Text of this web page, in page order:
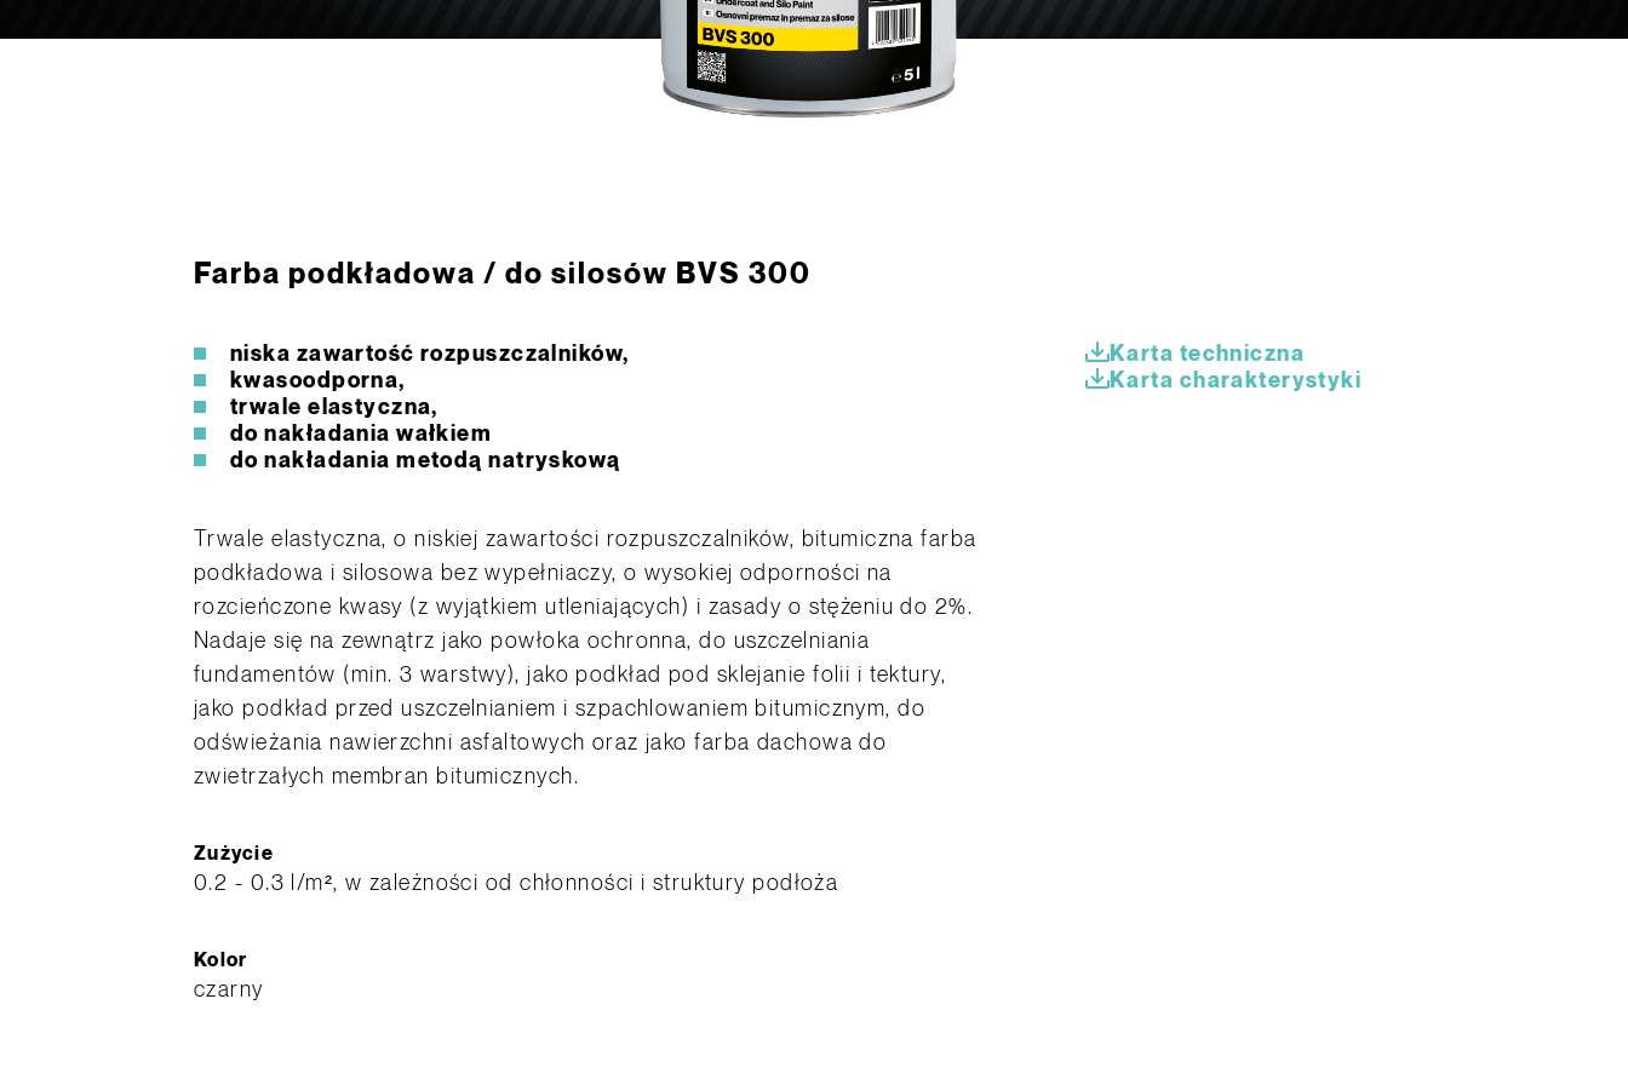
Farba podkładowa / do silosów BVS 300
niska zawartość rozpuszczalników,
kwasoodporna,
trwale elastyczna,
do nakładania wałkiem
do nakładania metodą natryskową
Trwale elastyczna, o niskiej zawartości rozpuszczalników, bitumiczna farba
podkładowa i silosowa bez wypełniaczy, o wysokiej odporności na
rozcieńczone kwasy (z wyjątkiem utleniających) i zasady o stężeniu do 2%.
Nadaje się na zewnątrz jako powłoka ochronna, do uszczelniania
fundamentów (min. 3 warstwy), jako podkład pod sklejanie folii i tektury,
jako podkład przed uszczelnianiem i szpachlowaniem bitumicznym, do
odświeżania nawierzchni asfaltowych oraz jako farba dachowa do
zwietrzałych membran bitumicznych.
Zużycie
0.2 - 0.3 l/m², w zależności od chłonności i struktury podłoża
Kolor
czarny
Karta techniczna
Karta charakterystyki